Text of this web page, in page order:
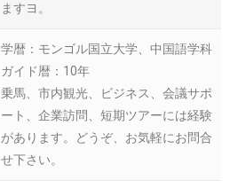
ますヨ。
学暦：モンゴル国立大学、中国語学科
ガイド暦：10年
乗馬、市内観光、ビジネス、会議サポ
ート、企業訪問、短期ツアーには経験
があります。どうぞ、お気軽にお問合
せ下さい。